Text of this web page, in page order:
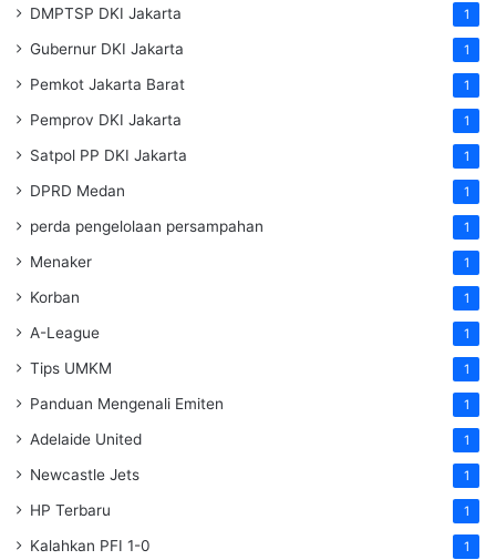
DMPTSP DKI Jakarta 1
Gubernur DKI Jakarta 1
Pemkot Jakarta Barat 1
Pemprov DKI Jakarta 1
Satpol PP DKI Jakarta 1
DPRD Medan 1
perda pengelolaan persampahan 1
Menaker 1
Korban 1
A-League 1
Tips UMKM 1
Panduan Mengenali Emiten 1
Adelaide United 1
Newcastle Jets 1
HP Terbaru 1
Kalahkan PFI 1-0 1